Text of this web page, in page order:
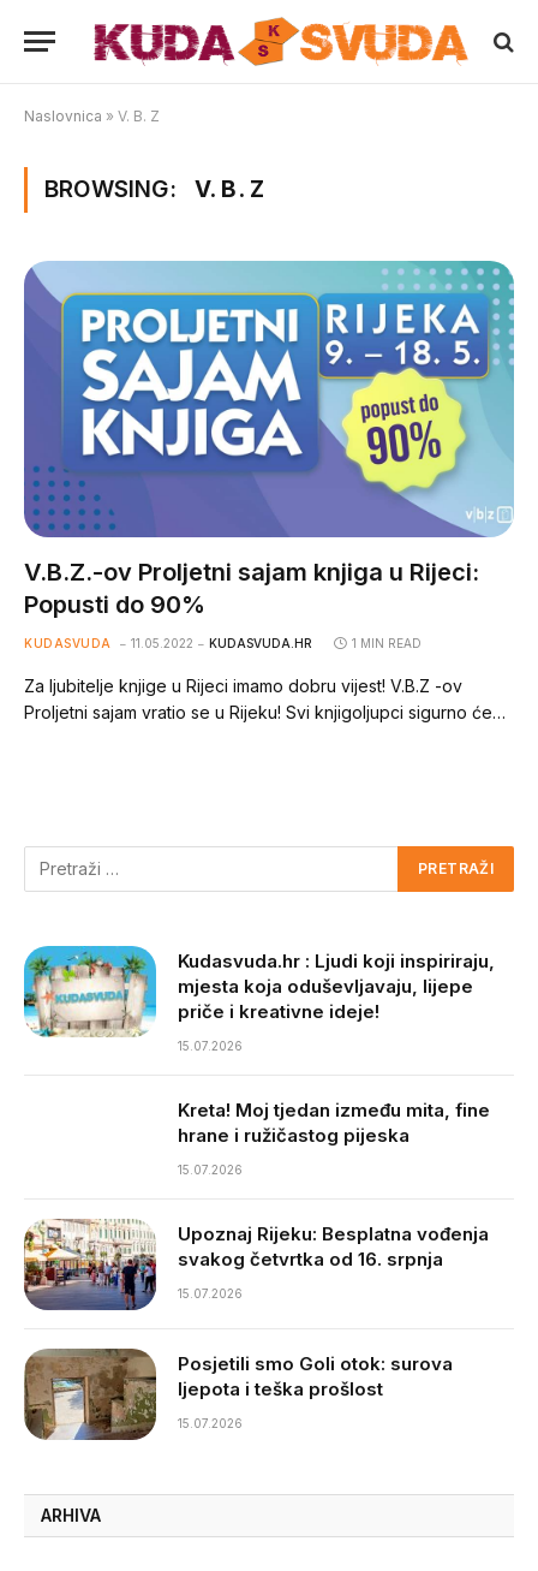
Naslovnica » V. B. Z
BROWSING: V. B. Z
V.B.Z.-ov Proljetni sajam knjiga u Rijeci:
Popusti do 90%
KUDASVUDA 11.05.2022 KUDASVUDA.HR 1 MIN READ
Za ljubitelje knjige u Rijeci imamo dobru vijest! V.B.Z -ov
Proljetni sajam vratio se u Rijeku! Svi knjigoljupci sigurno će…
Kudasvuda.hr : Ljudi koji inspiriraju,
mjesta koja oduševljavaju, lijepe
priče i kreativne ideje!
15.07.2026
Kreta! Moj tjedan između mita, fine
hrane i ružičastog pijeska
15.07.2026
Upoznaj Rijeku: Besplatna vođenja
svakog četvrtka od 16. srpnja
15.07.2026
Posjetili smo Goli otok: surova
ljepota i teška prošlost
15.07.2026
ARHIVA